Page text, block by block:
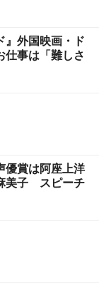
』外国映画・ド
事は「難しさ
優賞は阿座上洋
美子 スピーチ